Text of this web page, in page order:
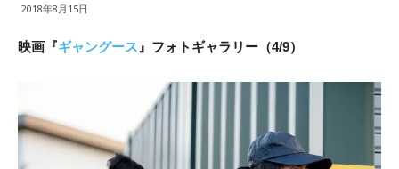
2018年8月15日
映画『ギャングース 』フォトギャラリー（4/9）